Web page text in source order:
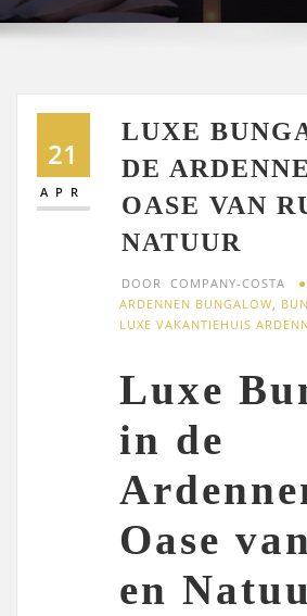
21
APR
LUXE
DE
OASE VAN
NATUUR
DOOR COMPANY-COSTA
ARDENNEN BUNGALOW
LUXE VAKANTIEHUIS
Luxe
in de
Oase
en